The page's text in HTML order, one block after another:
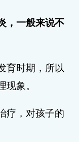
，一般来说不
育时期，所以
现象。
疗，对孩子的